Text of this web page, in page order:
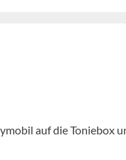
auf die Toniebox